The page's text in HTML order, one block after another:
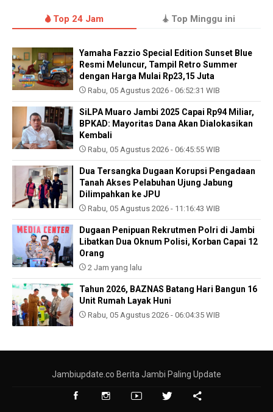
Top 24 Jam Top Minggu ini
Yamaha Fazzio Special Edition Sunset Blue
Resmi Meluncur, Tampil Retro Summer
dengan Harga Mulai Rp23,15 Juta
Rabu, 05 Agustus 2026 - 06:52:31 WIB
SiLPA Muaro Jambi 2025 Capai Rp94 Miliar,
BPKAD: Mayoritas Dana Akan Dialokasikan
Kembali
Rabu, 05 Agustus 2026 - 06:45:55 WIB
Dua Tersangka Dugaan Korupsi Pengadaan
Tanah Akses Pelabuhan Ujung Jabung
Dilimpahkan ke JPU
Rabu, 05 Agustus 2026 - 11:16:43 WIB
Dugaan Penipuan Rekrutmen Polri di Jambi
Libatkan Dua Oknum Polisi, Korban Capai 12
Orang
2 Jam yang lalu
Tahun 2026, BAZNAS Batang Hari Bangun 16
Unit Rumah Layak Huni
Rabu, 05 Agustus 2026 - 06:04:35 WIB
Jambiupdate.co Berita Jambi Paling Update